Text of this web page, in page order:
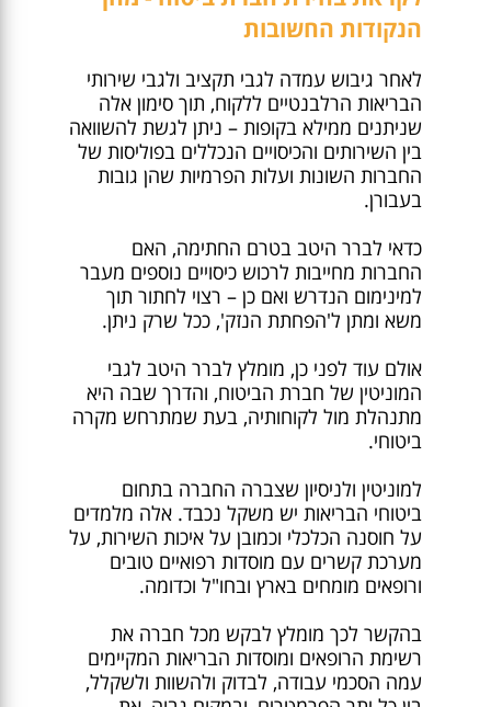
הנקודות החשובות
לאחר גיבוש עמדה לגבי תקציב ולגבי שירותי
הבריאות הרלבנטיים ללקוח, תוך סימון אלה
שניתנים ממילא בקופות – ניתן לגשת להשוואה
בין השירותים והכיסויים הנכללים בפוליסות של
החברות השונות ועלות הפרמיות שהן גובות
בעבורן.
כדאי לברר היטב בטרם החתימה, האם
החברות מחייבות לרכוש כיסויים נוספים מעבר
למינימום הנדרש ואם כן – רצוי לחתור תוך
משא ומתן ל'הפחתת הנזק', ככל שרק ניתן.
אולם עוד לפני כן, מומלץ לברר היטב לגבי
המוניטין של חברת הביטוח, והדרך שבה היא
מתנהלת מול לקוחותיה, בעת שמתרחש מקרה
ביטוחי.
למוניטין ולניסיון שצברה החברה בתחום
ביטוחי הבריאות יש משקל נכבד. אלה מלמדים
על חוסנה הכלכלי וכמובן על איכות השירות, על
מערכת קשרים עם מוסדות רפואיים טובים
ורופאים מומחים בארץ ובחו"ל וכדומה.
בהקשר לכך מומלץ לבקש מכל חברה את
רשימת הרופאים ומוסדות הבריאות המקיימים
עמה הסכמי עבודה, לבדוק ולהשוות ולשקלל,